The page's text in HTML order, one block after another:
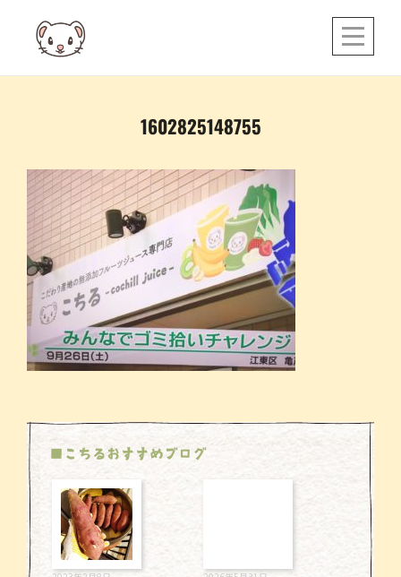
content
1602825148755
■こちるおすすめブログ
ナ
ビ
ゲ
ー
シ
ョ
ン